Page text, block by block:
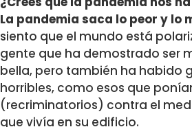
La pandemia saca lo peor y lo
siento que el mundo está
gente que ha demostrado ser
bella, pero también ha habido
horribles, como esos que
(recriminatorios) contra el
que vivía en su edificio.